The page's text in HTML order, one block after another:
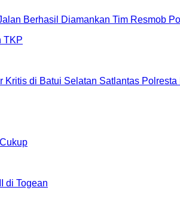
Berhasil Diamankan Tim Resmob
di Batui Selatan Satlantas
di Togean